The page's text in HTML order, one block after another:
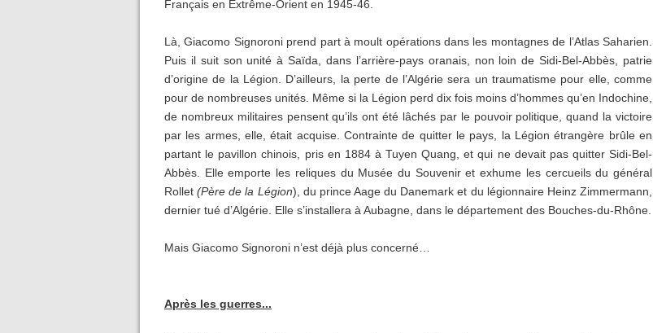
Français en Extrême-Orient en 1945-46.
Là, Giacomo Signoroni prend part à moult opérations dans les montagnes de l’Atlas Saharien.
Puis il suit son unité à Saïda, dans l’arrière-pays oranais, non loin de Sidi-Bel-Abbès, patrie
d’origine de la Légion. D’ailleurs, la perte de l’Algérie sera un traumatisme pour elle, comme
pour de nombreuses unités. Même si la Légion perd dix fois moins d’hommes qu’en Indochine,
de nombreux militaires pensent qu’ils ont été lâchés par le pouvoir politique, quand la victoire
par les armes, elle, était acquise. Contrainte de quitter le pays, la Légion étrangère brûle en
partant le pavillon chinois, pris en 1884 à Tuyen Quang, et qui ne devait pas quitter Sidi-Bel-
Abbès. Elle emporte les reliques du Musée du Souvenir et exhume les cercueils du général
Rollet(Père de la Légion), du prince Aage du Danemark et du légionnaire Heinz Zimmermann,
dernier tué d’Algérie. Elle s’installera à Aubagne, dans le département des Bouches-du-Rhône.
Mais Giacomo Signoroni n’est déjà plus concerné…
Après les guerres...